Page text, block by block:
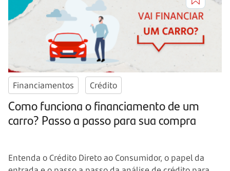
Financiamentos Crédito
Como funciona o financiamento de um
carro? Passo a passo para sua compra
Entenda o Crédito Direto ao Consumidor, o papel da